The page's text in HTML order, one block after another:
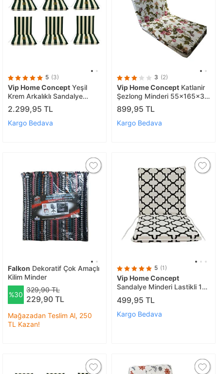
5 (3)
Vip Home Concept Yeşil
Krem Arkalıklı Sandalye
Minderi 6'lı
2.299,95 TL
Kargo Bedava
3 (2)
Vip Home Concept Katlanir
Şezlong Minderi 55x165x3
Cm-i.g
899,95 TL
Kargo Bedava
Falkon Dekoratif Çok Amaçlı
Kilim Minder
%30
329,90 TL
229,90 TL
Mağazadan Teslim Al, 250
TL Kazan!
5 (1)
Vip Home Concept
Sandalye Minderi Lastikli 1
Ad(alaçati)
499,95 TL
Kargo Bedava